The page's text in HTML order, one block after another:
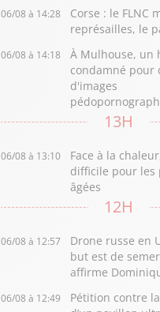
06/08 à 14:28
Corse : le FLNC
représailles, le
06/08 à 14:18
À Mulhouse, un
condamné pour
d'images
13H
06/08 à 13:10
Face à la
difficile pour les
âgées
12H
06/08 à 12:57
Drone russe en
but est de
affirme
06/08 à 12:49
Pétition contre